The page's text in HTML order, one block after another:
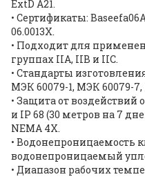
ExtD A21.
• Сертификаты:
06.0013X.
• Подходит для
группах IIA, IIB и IIC.
• Стандарты
МЭК 60079-1, МЭК 60079-7,
• Защита от
и IP 68 (30 метров на 7
NEMA 4X.
• Водонепроницаемость
водонепроницаемый
• Диапазон рабочих